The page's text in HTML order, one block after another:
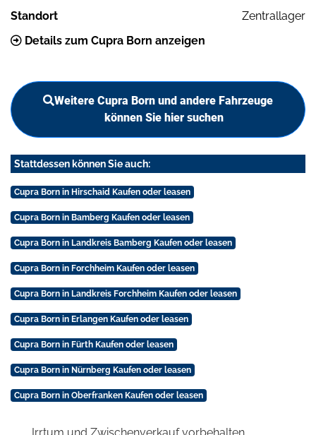
Standort
Zentrallager
Details zum Cupra Born anzeigen
Weitere Cupra Born und andere Fahrzeuge
können Sie hier suchen
Stattdessen können Sie auch:
Cupra Born in Hirschaid Kaufen oder leasen
Cupra Born in Bamberg Kaufen oder leasen
Cupra Born in Landkreis Bamberg Kaufen oder leasen
Cupra Born in Forchheim Kaufen oder leasen
Cupra Born in Landkreis Forchheim Kaufen oder leasen
Cupra Born in Erlangen Kaufen oder leasen
Cupra Born in Fürth Kaufen oder leasen
Cupra Born in Nürnberg Kaufen oder leasen
Cupra Born in Oberfranken Kaufen oder leasen
Irrtum und Zwischenverkauf vorbehalten.